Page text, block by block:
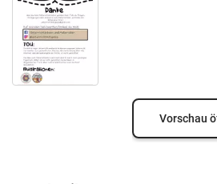
Vorschau